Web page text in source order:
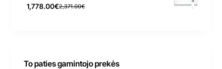
1,778.00€2,371.00€
To paties gamintojo prekės